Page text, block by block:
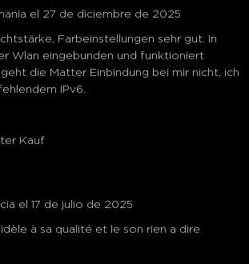
el 27 de diciembre de 2025
Farbeinstellungen sehr gut. In
Wlan eingebunden und funktioniert
die Matter Einbindung bei mir nicht, ich
IPv6.
Kauf
el 17 de julio de 2025
à sa qualité et le son rien a dire